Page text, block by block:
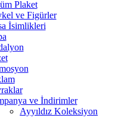
Plaket
ve Figürler
İsimlikleri
ve İndirimler
Ayyıldız Koleksiyon